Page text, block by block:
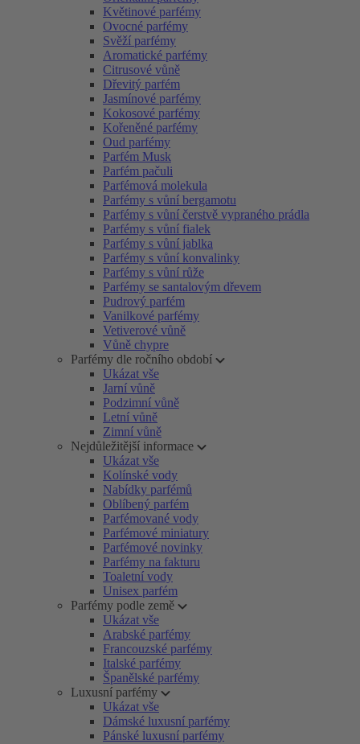
Květinové parfémy
Ovocné parfémy
Svěží parfémy
Aromatické parfémy
Citrusové vůně
Dřevitý parfém
Jasmínové parfémy
Kokosové parfémy
Kořeněné parfémy
Oud parfémy
Parfém Musk
Parfém pačuli
Parfémová molekula
Parfémy s vůní bergamotu
Parfémy s vůní čerstvě vypraného prádla
Parfémy s vůní fialek
Parfémy s vůní jablka
Parfémy s vůní konvalinky
Parfémy s vůní růže
Parfémy se santalovým dřevem
Pudrový parfém
Vanilkové parfémy
Vetiverové vůně
Vůně chypre
Parfémy dle ročního období
Ukázat vše
Jarní vůně
Podzimní vůně
Letní vůně
Zimní vůně
Nejdůležitější informace
Ukázat vše
Kolínské vody
Nabídky parfémů
Oblíbený parfém
Parfémované vody
Parfémové miniatury
Parfémové novinky
Parfémy na fakturu
Toaletní vody
Unisex parfém
Parfémy podle země
Ukázat vše
Arabské parfémy
Francouzské parfémy
Italské parfémy
Španělské parfémy
Luxusní parfémy
Ukázat vše
Dámské luxusní parfémy
Pánské luxusní parfémy